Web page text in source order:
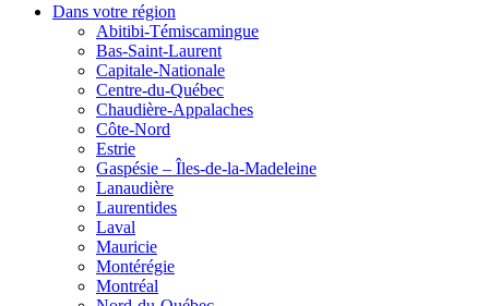
Dans votre région
Abitibi-Témiscamingue
Bas-Saint-Laurent
Capitale-Nationale
Centre-du-Québec
Chaudière-Appalaches
Côte-Nord
Estrie
Gaspésie – Îles-de-la-Madeleine
Lanaudière
Laurentides
Laval
Mauricie
Montérégie
Montréal